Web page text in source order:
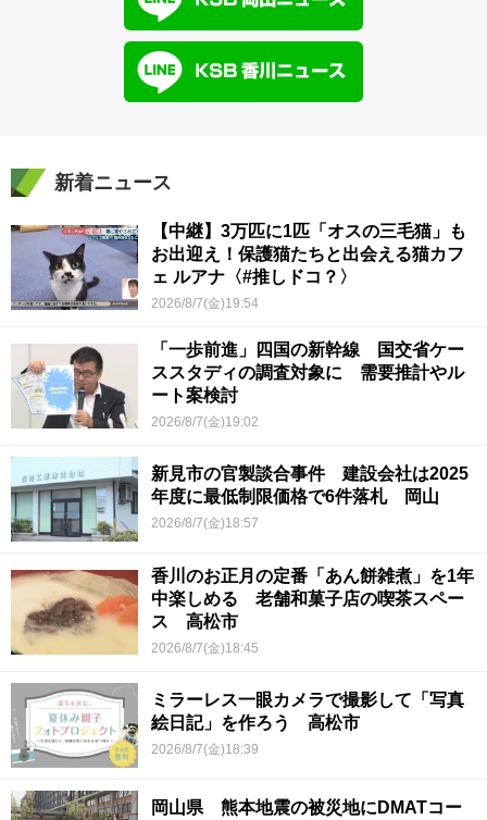
新着ニュース
【中継】3万匹に1匹「オスの三毛猫」も
お出迎え！保護猫たちと出会える猫カフ
ェ ルアナ〈#推しドコ？〉
2026/8/7(金)19:54
「一歩前進」四国の新幹線 国交省ケー
ススタディの調査対象に 需要推計やル
ート案検討
2026/8/7(金)19:02
新見市の官製談合事件 建設会社は2025
年度に最低制限価格で6件落札 岡山
2026/8/7(金)18:57
香川のお正月の定番「あん餅雑煮」を1年
中楽しめる 老舗和菓子店の喫茶スペー
ス 高松市
2026/8/7(金)18:45
ミラーレス一眼カメラで撮影して「写真
絵日記」を作ろう 高松市
2026/8/7(金)18:39
岡山県 熊本地震の被災地にDMATコー